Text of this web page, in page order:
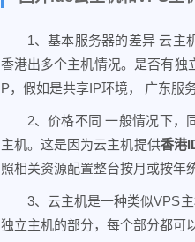
1、基本服务器的差异 云主
香港出多个主机情况。是否有独
P，假如是共享IP环境， 广东服
2、价格不同 一般情况下，
主机。这是因为云主机提供香港
照相关资源配置整台按月或按年
3、云主机是一种类似VPS
独立主机的部分，每个部分都可